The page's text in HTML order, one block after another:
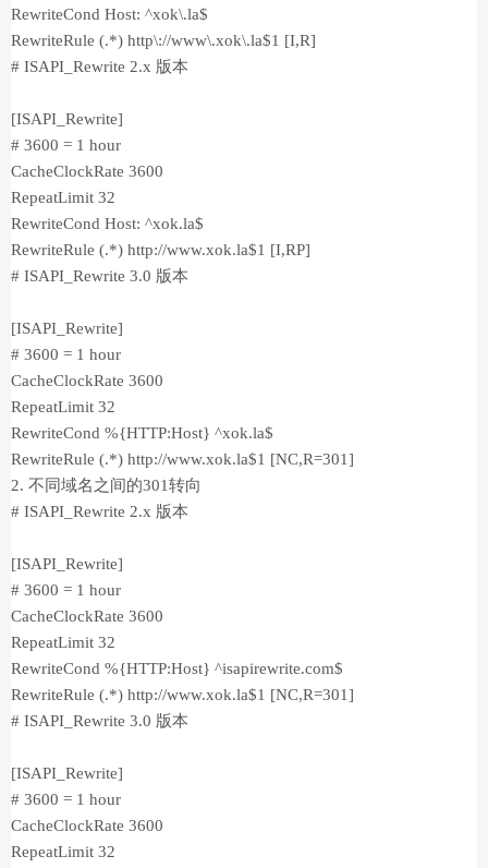
RewriteCond Host: ^xok\.la$
RewriteRule (.*) http\://www\.xok\.la$1 [I,R]
# ISAPI_Rewrite 2.x 版本
[ISAPI_Rewrite]
# 3600 = 1 hour
CacheClockRate 3600
RepeatLimit 32
RewriteCond Host: ^xok.la$
RewriteRule (.*) http://www.xok.la$1 [I,RP]
# ISAPI_Rewrite 3.0 版本
[ISAPI_Rewrite]
# 3600 = 1 hour
CacheClockRate 3600
RepeatLimit 32
RewriteCond %{HTTP:Host} ^xok.la$
RewriteRule (.*) http://www.xok.la$1 [NC,R=301]
2. 不同域名之间的301转向
# ISAPI_Rewrite 2.x 版本
[ISAPI_Rewrite]
# 3600 = 1 hour
CacheClockRate 3600
RepeatLimit 32
RewriteCond %{HTTP:Host} ^isapirewrite.com$
RewriteRule (.*) http://www.xok.la$1 [NC,R=301]
# ISAPI_Rewrite 3.0 版本
[ISAPI_Rewrite]
# 3600 = 1 hour
CacheClockRate 3600
RepeatLimit 32